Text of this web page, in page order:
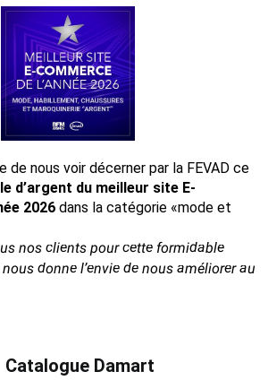
de nous voir décerner par la FEVAD ce
d’argent du meilleur site E-
2026 dans la catégorie «mode et
nos clients pour cette formidable
donne l’envie de nous améliorer au
Catalogue Damart